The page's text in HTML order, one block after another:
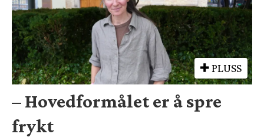
PLUSS
– Hovedformålet er å spre
frykt